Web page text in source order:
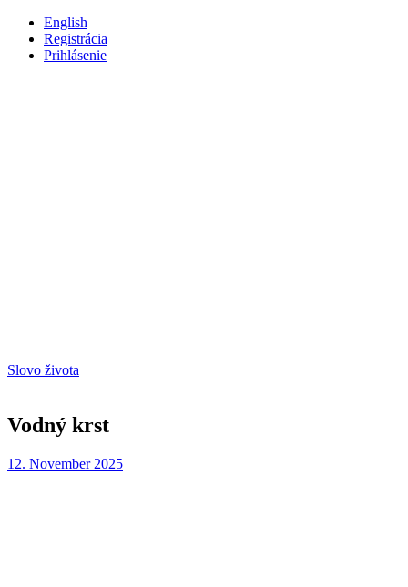
English
Registrácia
Prihlásenie
Slovo života
Vodný krst
12. November 2025